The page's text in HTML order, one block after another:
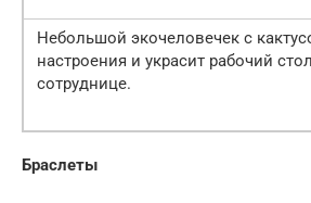
Небольшой экочеловечек с
настроения и украсит рабочий
сотруднице.
Браслеты